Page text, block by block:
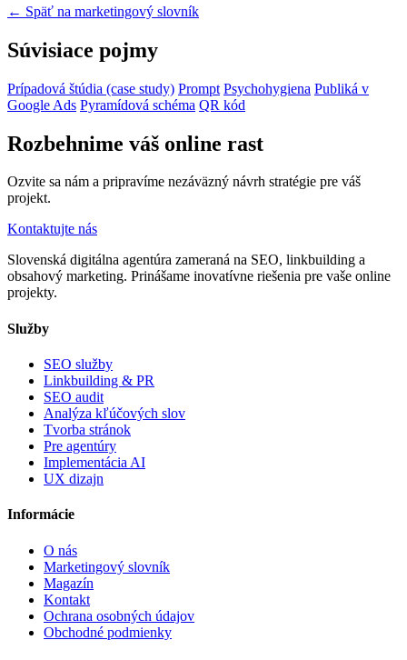
← Späť na marketingový slovník
Súvisiace pojmy
Prípadová štúdia (case study) Prompt Psychohygiena Publiká v
Google Ads Pyramídová schéma QR kód
Rozbehnime váš online rast
Ozvite sa nám a pripravíme nezáväzný návrh stratégie pre váš
projekt.
Kontaktujte nás
Slovenská digitálna agentúra zameraná na SEO, linkbuilding a
obsahový marketing. Prinášame inovatívne riešenia pre vaše online
projekty.
Služby
SEO služby
Linkbuilding & PR
SEO audit
Analýza kľúčových slov
Tvorba stránok
Pre agentúry
Implementácia AI
UX dizajn
Informácie
O nás
Marketingový slovník
Magazín
Kontakt
Ochrana osobných údajov
Obchodné podmienky